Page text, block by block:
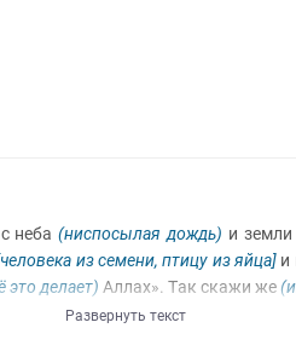
с неба(ниспосылая дождь) и земли
из семени, птицу из яйца] и
это делает) Аллах». Так скажи же
Развернуть текст